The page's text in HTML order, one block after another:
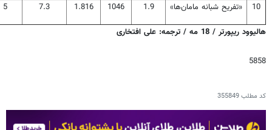
10 «تفریح شبانه مامان‌ها» 1.9
1046
1.816
7.3
5
هالیوود ریپورتر / 18 مه / ترجمه: علی افتخاری
5858
کد مطلب355849